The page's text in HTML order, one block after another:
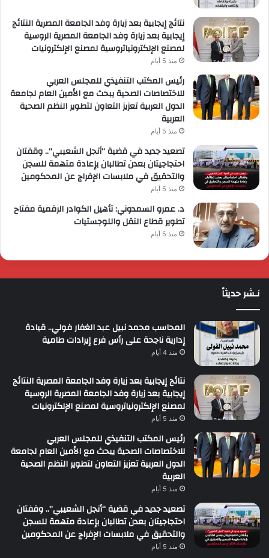
نتائج إيجابية بعد زيارة وفد الجامعة المصرية النتائج
إيجابية بعد زيارة وفد الجامعة المصرية الروسية
لمصنع الإلكترونياتروسية لمصنع الإلكترونيات
منذ 5 أيام
رئيس المكتب التنفيذي للمجلس العربي
للاختصاصات الصحية يبحث مع الأمين العام لجامعة
الدول العربية تعزيز التعاون لتطوير النظم الصحية
العربية
منذ 5 أيام
تصعيد جديد في قضية “أنجل الشعيبي”.. وقفتان
احتجاجيتان بعدن تطالبان بإعادة متهمة للسجن
والتحقيق في ملابسات الإفراج عن المحكومين
منذ 5 أيام
د. عمرو السمدوني: تأهيل الكوادر الرقمية مفتاح
تطوير قطاع النقل واللوجستيات
منذ 5 أيام
نـشر حديثاً
المحاسب محمد نبيل عبد الغفار فولي.. قيادة
إدارية ناجحة على رأس فرع إيرادات طامية
منذ 4 أيام
نتائج إيجابية بعد زيارة وفد الجامعة المصرية النتائج
إيجابية بعد زيارة وفد الجامعة المصرية الروسية
لمصنع الإلكترونياتروسية لمصنع الإلكترونيات
منذ 5 أيام
رئيس المكتب التنفيذي للمجلس العربي
للاختصاصات الصحية يبحث مع الأمين العام لجامعة
الدول العربية تعزيز التعاون لتطوير النظم الصحية
العربية
منذ 5 أيام
تصعيد جديد في قضية “أنجل الشعيبي”.. وقفتان
احتجاجيتان بعدن تطالبان بإعادة متهمة للسجن
والتحقيق في ملابسات الإفراج عن المحكومين
منذ 5 أيام